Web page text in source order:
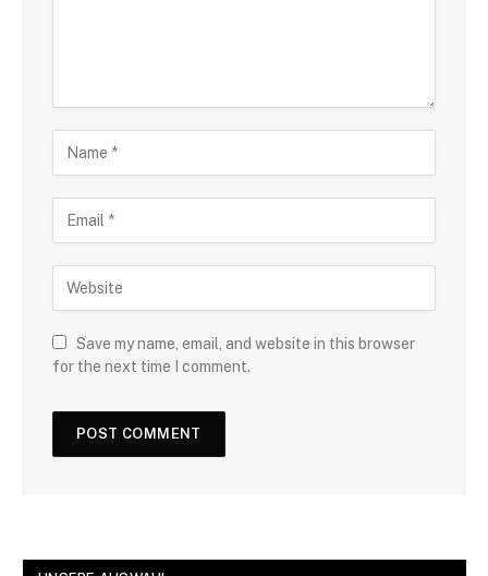
Save my name, email, and website in this browser
for the next time I comment.